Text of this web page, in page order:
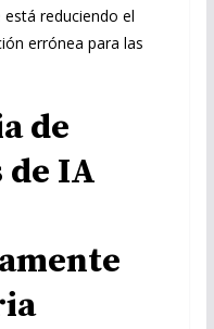
reduciendo el
errónea para las
de
de IA